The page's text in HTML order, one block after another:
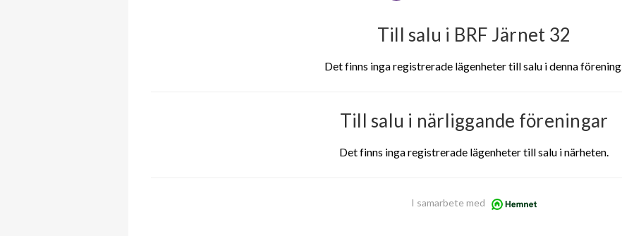
Till salu i BRF Järnet 32
Det finns inga registrerade lägenheter till salu i denna förening.
Till salu i närliggande föreningar
Det finns inga registrerade lägenheter till salu i närheten.
I samarbete med